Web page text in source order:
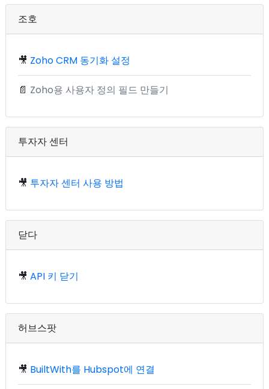
조호
🎥 Zoho CRM 동기화 설정
📄 Zoho용 사용자 정의 필드 만들기
투자자 센터
🎥 투자자 센터 사용 방법
닫다
🎥 API 키 닫기
허브스팟
🎥 BuiltWith를 Hubspot에 연결